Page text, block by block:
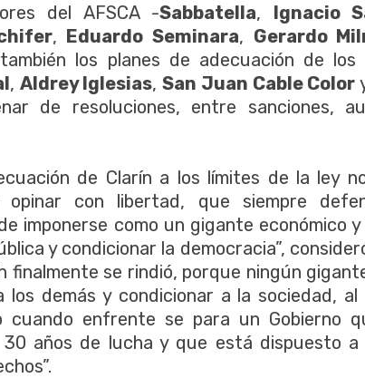
del AFSCA -Sabbatella, Ignacio
, Eduardo Seminara, Gerardo
los planes de adecuación de los
, Aldrey Iglesias,San Juan Cable Color
de resoluciones, entre sanciones,
de Clarín a los límites de la ley
opinar con libertad, que siempre
imponerse como un gigante económico
y condicionar la democracia”,
finalmente se rindió, porque ningún
los demás y condicionar a la sociedad,
cuando enfrente se para un Gobierno
años de lucha y que está dispuesto a